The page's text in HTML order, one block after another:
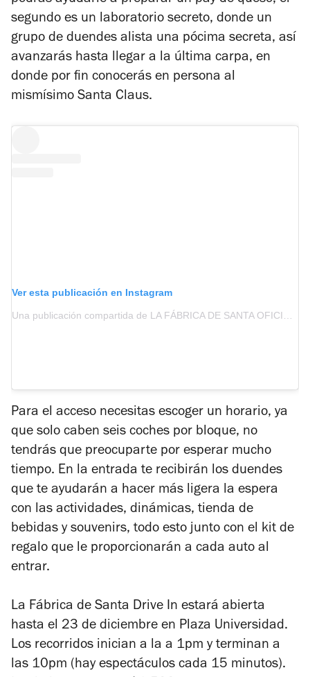
segundo es un laboratorio secreto, donde un
grupo de duendes alista una pócima secreta, así
avanzarás hasta llegar a la última carpa, en
donde por fin conocerás en persona al
mismísimo Santa Claus.
Ver esta publicación en Instagram
Una publicación compartida de LA FÁBRICA DE SANTA OFICIAL (@lafabricadesanta)
Para el acceso necesitas escoger un horario, ya
que solo caben seis coches por bloque, no
tendrás que preocuparte por esperar mucho
tiempo. En la entrada te recibirán los duendes
que te ayudarán a hacer más ligera la espera
con las actividades, dinámicas, tienda de
bebidas y souvenirs, todo esto junto con el kit de
regalo que le proporcionarán a cada auto al
entrar.
La Fábrica de Santa Drive In estará abierta
hasta el 23 de diciembre en Plaza Universidad.
Los recorridos inician a la a 1pm y terminan a
las 10pm (hay espectáculos cada 15 minutos).